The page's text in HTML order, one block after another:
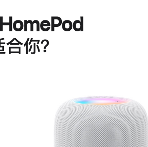
你？
进
一
步
了
解